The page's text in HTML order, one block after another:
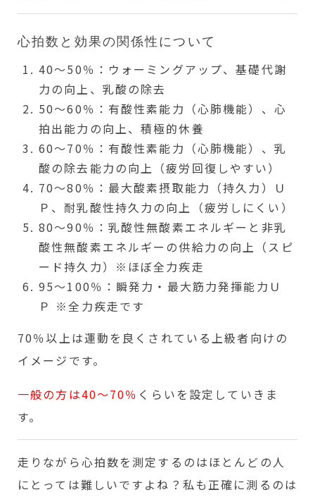
心拍数と効果の関係性について
40～50％：ウォーミングアップ、基礎代謝
力の向上、乳酸の除去
50～60％：有酸性素能力（心肺機能）、心
拍出能力の向上、積極的休養
60～70％：有酸性素能力（心肺機能）、乳
酸の除去能力の向上（疲労回復しやすい）
70～80％：最大酸素摂取能力（持久力）Ｕ
Ｐ、耐乳酸性持久力の向上（疲労しにくい）
80～90％：乳酸性無酸素エネルギーと非乳
酸性無酸素エネルギーの供給力の向上（スピ
ード持久力）※ほぼ全力疾走
95～100％：瞬発力・最大筋力発揮能力Ｕ
Ｐ ※全力疾走です
70％以上は運動を良くされている上級者向けの
イメージです。
一般の方は40～70％ くらいを設定していきま
す。
走りながら心拍数を測定するのはほとんどの人
にとっては難しいですよね？私も正確に測るのは